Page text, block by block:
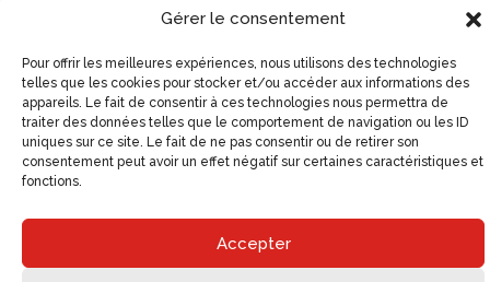
Gérer le consentement
Pour offrir les meilleures expériences, nous utilisons des technologies
telles que les cookies pour stocker et/ou accéder aux informations des
appareils. Le fait de consentir à ces technologies nous permettra de
traiter des données telles que le comportement de navigation ou les ID
uniques sur ce site. Le fait de ne pas consentir ou de retirer son
consentement peut avoir un effet négatif sur certaines caractéristiques et
fonctions.
Accepter
PC/SC
Lecteurs
PC/SC
mobile
Lecteurs
Tous nos
lecteurs